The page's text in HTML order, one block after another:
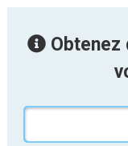
Obtenez